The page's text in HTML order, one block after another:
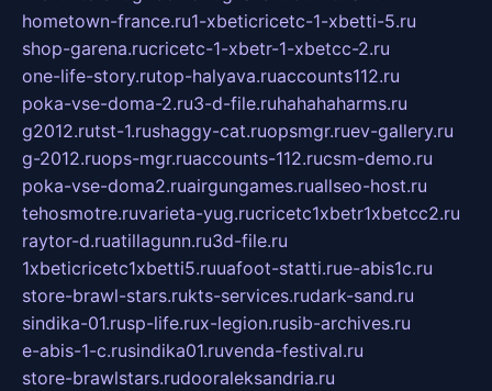
hometown-france.ru1-xbeticricetc-1-xbetti-5.ru
shop-garena.rucricetc-1-xbetr-1-xbetcc-2.ru
one-life-story.rutop-halyava.ruaccounts112.ru
poka-vse-doma-2.ru3-d-file.ruhahahaharms.ru
g2012.rutst-1.rushaggy-cat.ruopsmgr.ruev-gallery.ru
g-2012.ruops-mgr.ruaccounts-112.rucsm-demo.ru
poka-vse-doma2.ruairgungames.ruallseo-host.ru
tehosmotre.ruvarieta-yug.rucricetc1xbetr1xbetcc2.ru
raytor-d.ruatillagunn.ru3d-file.ru
1xbeticricetc1xbetti5.ruuafoot-statti.rue-abis1c.ru
store-brawl-stars.rukts-services.rudark-sand.ru
sindika-01.rusp-life.rux-legion.rusib-archives.ru
e-abis-1-c.rusindika01.ruvenda-festival.ru
store-brawlstars.rudooraleksandria.ru